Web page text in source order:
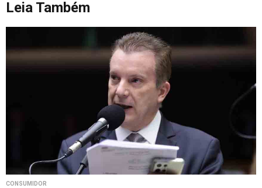
Leia Também
CONSUMIDOR